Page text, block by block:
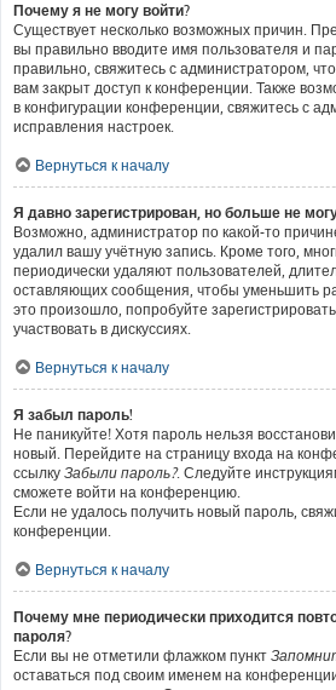
Почему я не могу войти?
Существует несколько возможных причин.
вы правильно вводите имя пользователя и
правильно, свяжитесь с администратором,
вам закрыт доступ к конференции. Также
в конфигурации конференции, свяжитесь с
исправления настроек.
Вернуться к началу
Я давно зарегистрирован, но больше не
Возможно, администратор по какой-то
удалил вашу учётную запись. Кроме того,
периодически удаляют пользователей,
оставляющих сообщения, чтобы уменьшить
это произошло, попробуйте
участвовать в дискуссиях.
Вернуться к началу
Я забыл пароль!
Не паникуйте! Хотя пароль нельзя
новый. Перейдите на страницу входа на
ссылку Забыли пароль?. Следуйте
сможете войти на конференцию.
Если не удалось получить новый пароль,
конференции.
Вернуться к началу
Почему мне периодически приходится
пароля?
Если вы не отметили флажком пункт
оставаться под своим именем на